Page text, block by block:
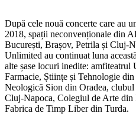
După cele nouă concerte care au
2018, spații neconvenționale din
București, Brașov, Petrila și Cluj-
Unlimited au continuat luna
alte șase locuri inedite:
Farmacie, Științe și Tehnologie
Neologică Sion din Oradea,
Cluj-Napoca, Colegiul de Arte
Fabrica de Timp Liber din Turda.